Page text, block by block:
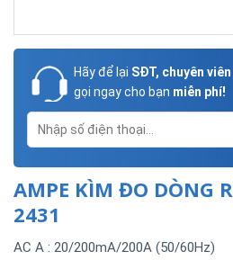
Hãy để lại SĐT, chuyên
gọi ngay cho bạn miễn phí!
AMPE KÌM ĐO DÒNG
2431
AC A : 20/200mA/200A (50/60Hz)